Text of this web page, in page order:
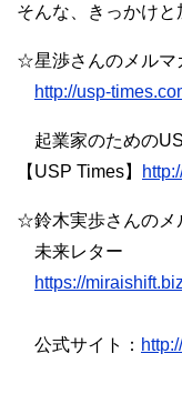
そんな、きっかけ
☆星渉さんのメルマ
http://usp-
起業家のための
【USP Times】
☆鈴木実歩さんのメ
未来レター
https://
公式サイト：